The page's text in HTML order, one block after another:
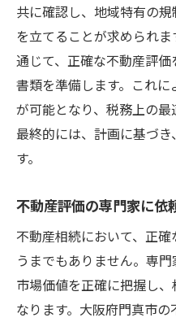
共に確認し、地域特有の
を立てることが求められ
通じて、正確な不動産評
書類を準備します。これ
が可能となり、税務上の最
最終的には、計画に基づ
す。
不動産評価の専門家に依
不動産相続において、正
うまでもありません。専
市場価値を正確に把握し
なります。大阪府門真市